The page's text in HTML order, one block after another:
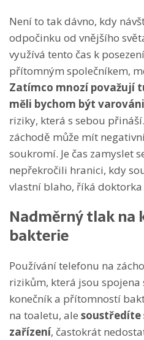
Není to tak dávno, kdy
odpočinku od vnějšího
využívá tento čas k
přítomným společníkem,
Zatímco mnozí považují
měli bychom být varováni
riziky, která s sebou
záchodě může mít
soukromí. Je čas zamyslet
nepřekročili hranici, kdy
vlastní blaho, říká doktorka
Nadměrný tlak na
bakterie
Používání telefonu na
rizikům, která jsou
konečník a přítomností
na toaletu, ale soustředíte
zařízení, častokrát